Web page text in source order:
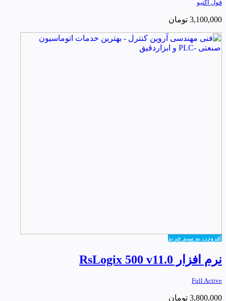
فول اکتیو
3,100,000 تومان
افزودن به سبد خرید
نرم افزار RsLogix 500 v11.0
Full Active
3,800,000 تومان